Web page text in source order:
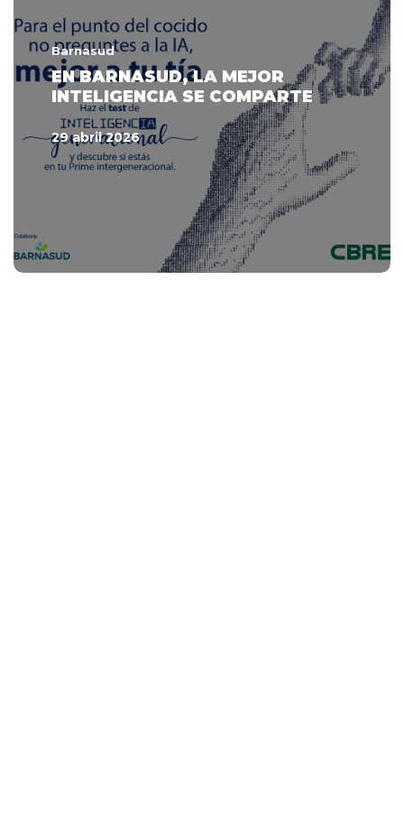
Barnasud
EN BARNASUD, LA MEJOR
INTELIGENCIA SE COMPARTE
29 abril 2026